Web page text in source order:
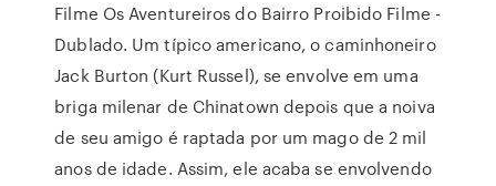
Filme Os Aventureiros do Bairro Proibido Filme -
Dublado. Um típico americano, o caminhoneiro
Jack Burton (Kurt Russel), se envolve em uma
briga milenar de Chinatown depois que a noiva
de seu amigo é raptada por um mago de 2 mil
anos de idade. Assim, ele acaba se envolvendo